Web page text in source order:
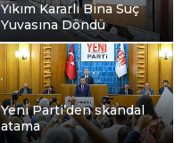
Yıkım Kararlı Bina Suç
Yuvasına Döndü
Yeni Parti’den skandal
atama